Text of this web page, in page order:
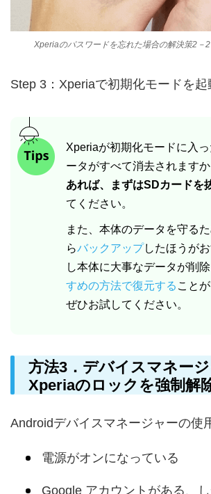
Xperiaのパスワードを忘れた場合の解決策2－
Step 3：Xperiaで初期化モードを起
Xperiaが初期化モードに入
ータがすべて消去されますか
あれば、まずはSDカードを
てください。
また、本体のデータを守る
らバックアップしたほうが
し本体に大事なデータが削除
すめの方法で復元する こと
ぜひお試してください。
方法3．デバイスマネー
Xperiaのロックを強制解
Androidデバイスマネージャーの使
電源がオンになっている
Google アカウントがある、